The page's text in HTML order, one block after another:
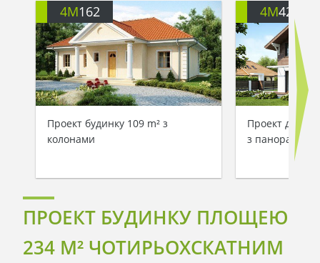
4M162
Проект будинку 109 m² з
колонами
4M426
Проект
з панорамним
ПРОЕКТ БУДИНКУ ПЛОЩЕЮ
234 М² ЧОТИРЬОХСКАТНИМ